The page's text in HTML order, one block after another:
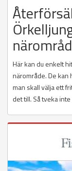
Här kan du enkelt
närområde. De kan
man skall välja ett
det till. Så tveka